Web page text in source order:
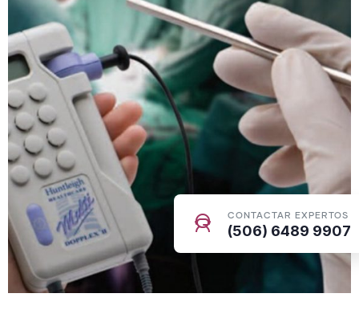
CONTACTAR EXPERTOS
(506) 6489 9907